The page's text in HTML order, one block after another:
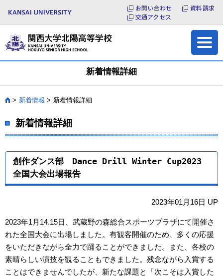
お問い合わせ
資料請求
交通アクセス
よくある質問 お問い合わせ
各種証明書の発行
新着情報詳細
HOME
新着情報 新着情報詳細
新着情報詳細
創作ダンス部 Dance Drill Winter Cup2023
全国大会出場報告
2023年01月16日 UP
2023年1月14.15日、武蔵野の森総合スポーツプラザにて開催さ
れた全国大会に出場しました。有観客開催のため、多くの応援
をいただきながら全力で踊ることができました。また、各校の
素晴らしい演技を観ることもできました。残念ながら入賞する
ことはできませんでしたが、新たな課題と「次こそは入賞した